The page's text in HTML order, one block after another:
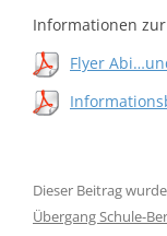
Informationen
Flyer
Dieser Beitrag
Übergang Schule-